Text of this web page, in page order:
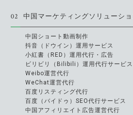
02 中国マーケティングソリューショ
中国ショート動画制作
抖音（ドウイン）運用サービス
小紅書（RED）運用代行・広告
ビリビリ（Bilibili）運用代行サービス
Weibo運営代行
WeChat運営代行
百度リスティング代行
百度（バイドゥ）SEO代行サービス
中国アフィリエイト広告運営代行